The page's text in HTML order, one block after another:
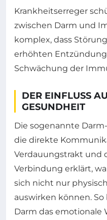
Krankheitserreger
zwischen Darm und
komplex, dass
erhöhten
Schwächung der
DER EINFLUSS
GESUNDHEIT
Die sogenannte
die direkte
Verdauungstrakt und
Verbindung erklärt,
sich nicht nur
auswirken können.
Darm das emotionale